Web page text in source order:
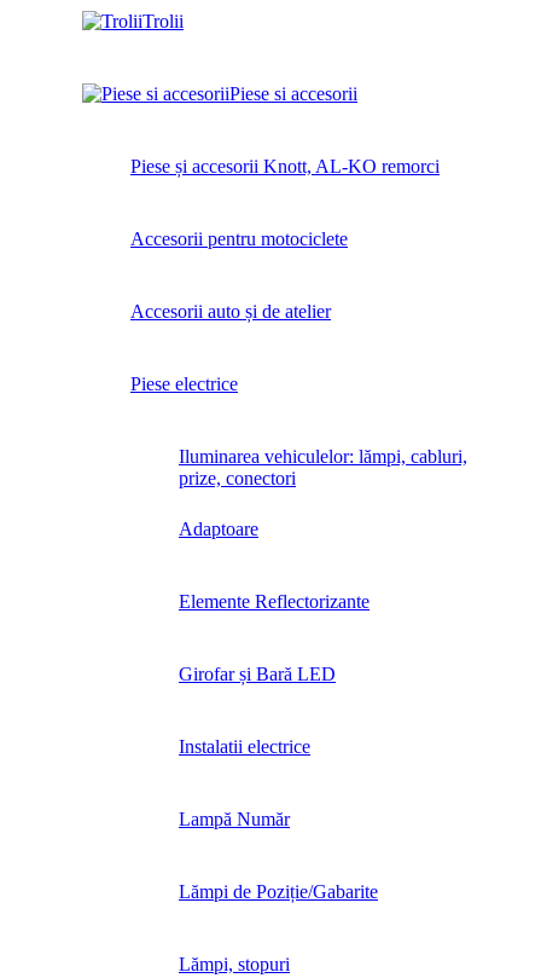
Trolii
Piese si accesorii
Piese și accesorii Knott, AL-KO remorci
Accesorii pentru motociclete
Accesorii auto și de atelier
Piese electrice
Iluminarea vehiculelor: lămpi, cabluri,
prize, conectori
Adaptoare
Elemente Reflectorizante
Girofar și Bară LED
Instalatii electrice
Lampă Număr
Lămpi de Poziție/Gabarite
Lămpi, stopuri